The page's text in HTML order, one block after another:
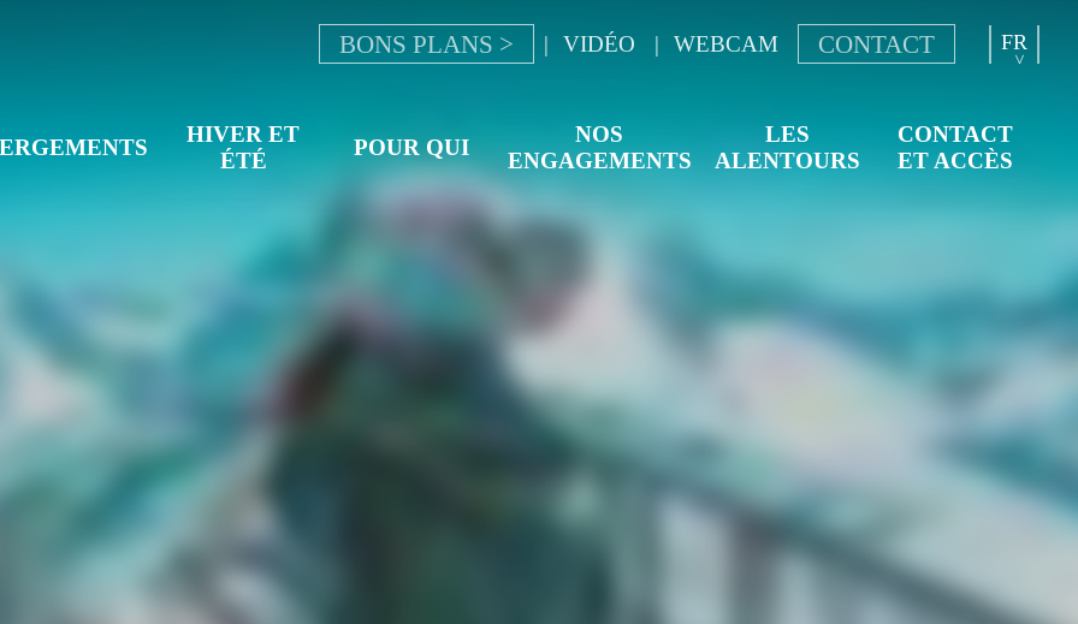
BONS PLANS > VIDÉO WEBCAM CONTACT
FR
DE
HIVER ET
ÉTÉ
POUR QUI
NOS
ENGAGEMENTS
LES
ALENTOURS
CONTACT
ET ACCÈS